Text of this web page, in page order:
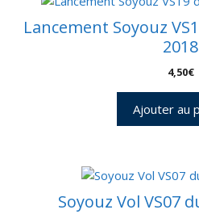
Lancement Soyouz
2018
4,50€
Ajouter au
Soyouz Vol VS07